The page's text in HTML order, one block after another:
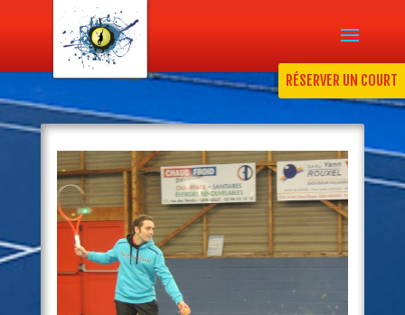
RÉSERVER UN COURT